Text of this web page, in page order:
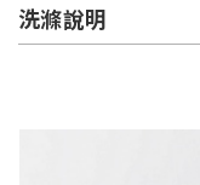
洗滌說明